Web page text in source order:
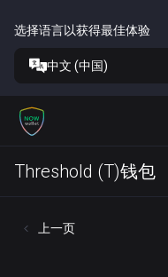
选择语言以获得最佳体验
中文 (中国)
Threshold (T)钱包
上一页